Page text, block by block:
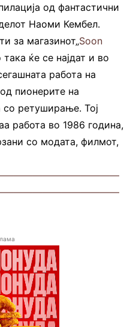
од фантастични
Наоми Кембел.
за магазинот„Soon
ќе се најдат и во
работа на
пионерите на
со ретуширање. Тој
работа во 1986 година,
со модата, филмот,